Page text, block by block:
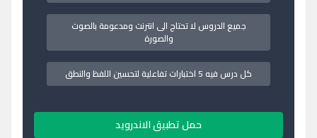
جميع الدروس لا تحتاج الى انترنت ومدعومة بالصوت
والصورة
كل درس فيه 5 اختبارات تفاعلية لتحسين اللفظ والنطق
حمل تطبيق الاندرويد